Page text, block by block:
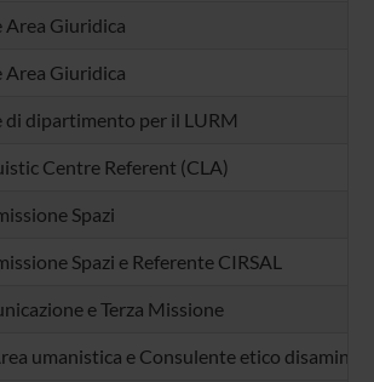
Area Giuridica
Area Giuridica
di dipartimento per il LURM
Centre Referent (CLA)
Spazi
Spazi e Referente CIRSAL
e Terza Missione
umanistica e Consulente etico disamina